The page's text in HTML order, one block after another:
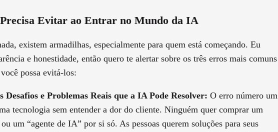
Evitar ao Entrar no Mundo da IA
existem armadilhas, especialmente para quem está começando. Eu
e honestidade, então quero te alertar sobre os três erros mais comuns
possa evitá-los:
Desafios e Problemas Reais que a IA Pode Resolver: O erro número um
tecnologia sem entender a dor do cliente. Ninguém quer comprar um
um “agente de IA” por si só. As pessoas querem soluções para seus